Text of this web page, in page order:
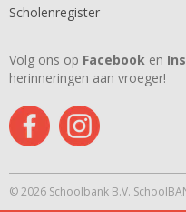
Scholenregister
Volg ons op Facebook en
herinneringen aan vroeger!
© 2026 Schoolbank B.V.